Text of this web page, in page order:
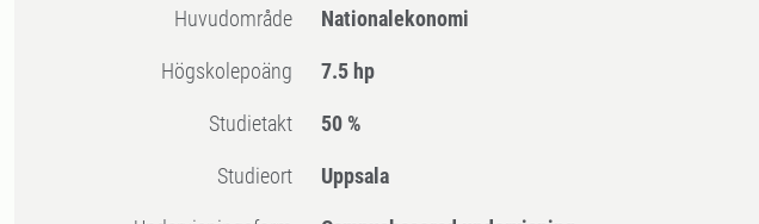
Huvudområde Nationalekonomi
högskolepoäng 7.5 hp
Studietakt 50 %
Studieort Uppsala